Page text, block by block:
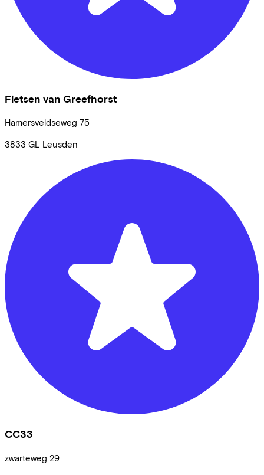
Fietsen van Greefhorst
Hamersveldseweg 75
3833 GL Leusden
CC33
zwarteweg 29